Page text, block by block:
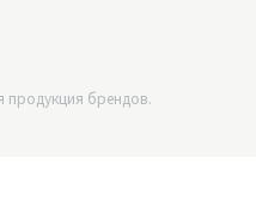
продукция брендов.